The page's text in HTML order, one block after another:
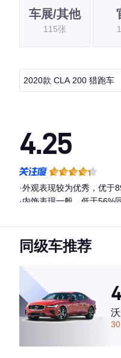
车展/其他
115张
2020款 CLA 200 猎跑车
4.25
·外观表现较为优秀，优于
·内饰表现一般，低于56%
同级车推荐